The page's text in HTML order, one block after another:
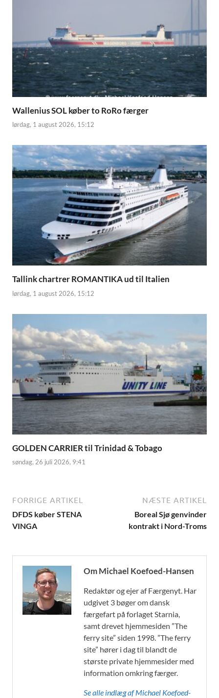
Wallenius SOL køber to RoRo færger
lørdag, 1 august 2026, 15:12
Tallink chartrer ROMANTIKA ud til Italien
lørdag, 1 august 2026, 15:12
GOLDEN CARRIER til Trinidad & Tobago
søndag, 26 juli 2026, 9:41
FORRIGE ARTIKEL
DFDS køber STENA
VINGA
NÆSTE ARTIKEL
Boreal Sjø genvinder
kontrakt i Nord-Troms
Om Michael Koefoed-Hansen
Redaktør og ejer af Færgenyt. Har
udgivet 3 bøger om dansk
færgefart på forlaget Starnia,
samt drevet hjemmesiden ”The
ferry site” siden 1998. ”The ferry
site” hører i dag til blandt de
største private hjemmesider med
information omkring færger.
Se alle indlæg af Michael Koefoed-